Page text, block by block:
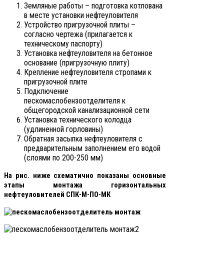
Земляные работы – подготовка котлована
в месте установки нефтеуловителя
Устройство пригрузочной плиты –
согласно чертежа (прилагается к
техническому паспорту)
Установка нефтеуловителя на бетонное
основание (пригрузочную плиту)
Крепление нефтеуловителя стропами к
пригрузочной плите
Подключение
пескомаслобензоотделителя к
общегородской канализационной сети
Установка технического колодца
(удлиненной горловины)
Обратная засыпка нефтеуловителя с
предварительным заполнением его водой
(слоями по 200-250 мм)
На рис. ниже схематично показаны основные
этапы монтажа горизонтальных
нефтеуловителей СПК-М-ПО-МК